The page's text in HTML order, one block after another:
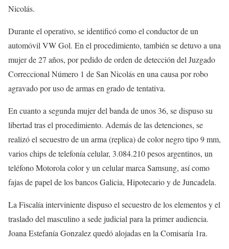
Nicolás.
Durante el operativo, se identificó como el conductor de un
automóvil VW Gol. En el procedimiento, también se detuvo a una
mujer de 27 años, por pedido de orden de detección del Juzgado
Correccional Número 1 de San Nicolás en una causa por robo
agravado por uso de armas en grado de tentativa.
En cuanto a segunda mujer del banda de unos 36, se dispuso su
libertad tras el procedimiento. Además de las detenciones, se
realizó el secuestro de un arma (replica) de color negro tipo 9 mm,
varios chips de telefonía celular, 3.084.210 pesos argentinos, un
teléfono Motorola color y un celular marca Samsung, así como
fajas de papel de los bancos Galicia, Hipotecario y de Juncadela.
La Fiscalía interviniente dispuso el secuestro de los elementos y el
traslado del masculino a sede judicial para la primer audiencia.
Joana Estefanía Gonzalez quedó alojadas en la Comisaría 1ra.